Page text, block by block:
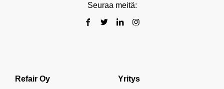
Seuraa meitä:
Refair Oy Yritys